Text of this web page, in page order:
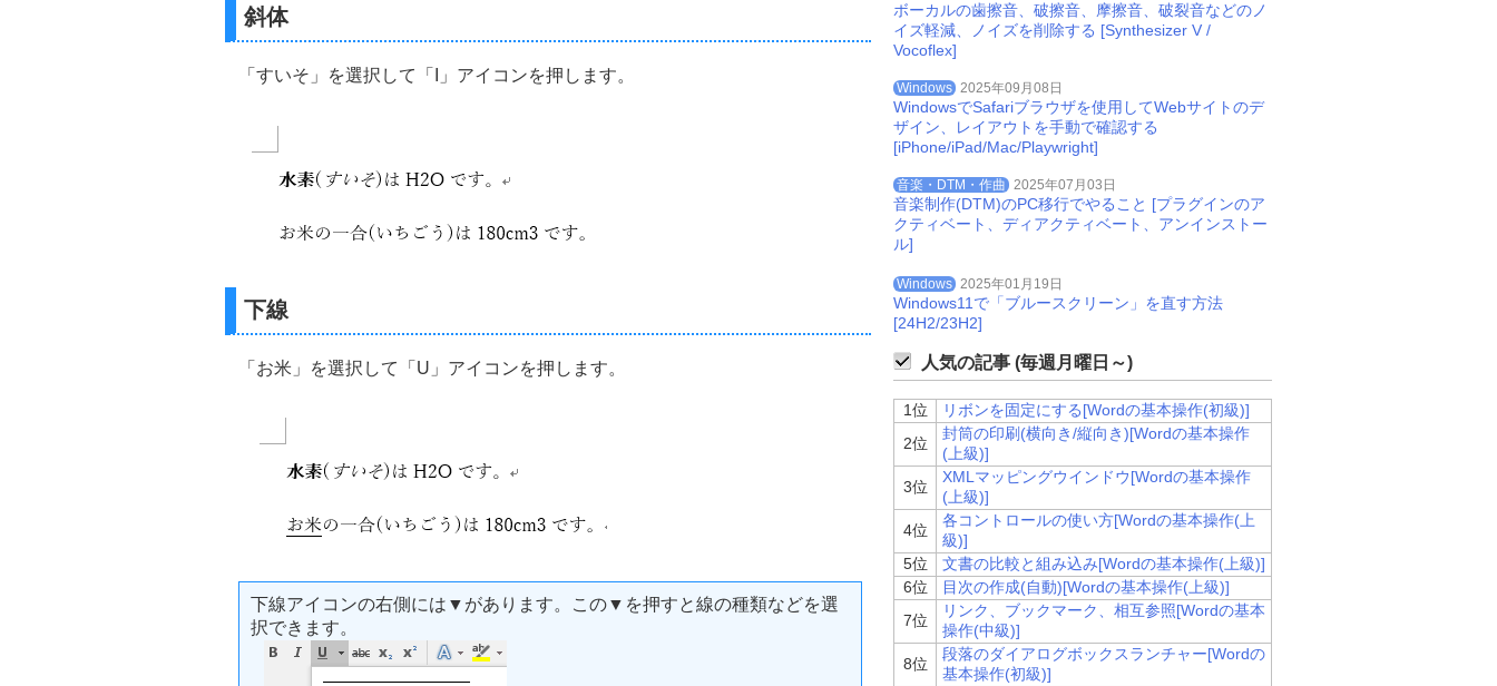
斜体
「すいそ」を選択して「I」アイコンを押します。
下線
「お米」を選択して「U」アイコンを押します。
下線アイコンの右側には▼があります。この▼を押すと線の種類などを選
択できます。
ボーカルの歯擦音、破擦音、摩擦音、破裂音などのノ
イズ軽減、ノイズを削除する [Synthesizer V /
Vocoflex]
Windows 2025年09月08日
WindowsでSafariブラウザを使用してWebサイトのデ
ザイン、レイアウトを手動で確認する
[iPhone/iPad/Mac/Playwright]
音楽・DTM・作曲 2025年07月03日
音楽制作(DTM)のPC移行でやること [プラグインのア
クティベート、ディアクティベート、アンインストー
ル]
Windows 2025年01月19日
Windows11で「ブルースクリーン」を直す方法
[24H2/23H2]
人気の記事 (毎週月曜日～)
1位
リボンを固定にする[Wordの基本操作(初級)]
2位
封筒の印刷(横向き/縦向き)[Wordの基本操作
(上級)]
3位
XMLマッピングウインドウ[Wordの基本操作
(上級)]
4位
各コントロールの使い方[Wordの基本操作(上
級)]
5位
文書の比較と組み込み[Wordの基本操作(上級)]
6位
目次の作成(自動)[Wordの基本操作(上級)]
7位
リンク、ブックマーク、相互参照[Wordの基本
操作(中級)]
8位
段落のダイアログボックスランチャー[Wordの
基本操作(初級)]